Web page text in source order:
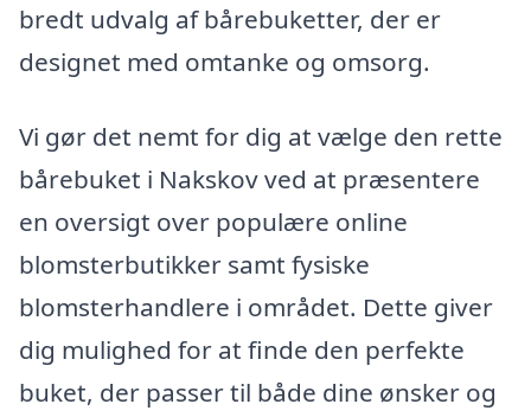
bredt udvalg af bårebuketter, der er
designet med omtanke og omsorg.
Vi gør det nemt for dig at vælge den rette
bårebuket i Nakskov ved at præsentere
en oversigt over populære online
blomsterbutikker samt fysiske
blomsterhandlere i området. Dette giver
dig mulighed for at finde den perfekte
buket, der passer til både dine ønsker og